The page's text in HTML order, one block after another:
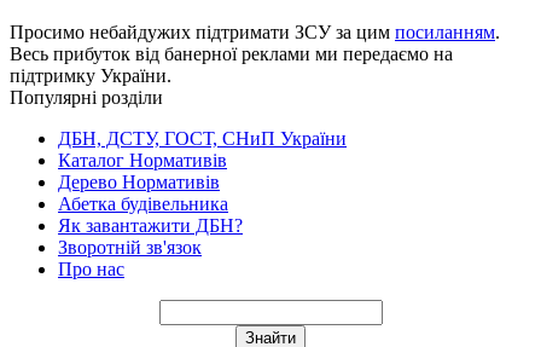
Просимо небайдужих підтримати ЗСУ за цим посиланням.
Весь прибуток від банерної реклами ми передаємо на
підтримку України.
Популярні розділи
ДБН, ДСТУ, ГОСТ, СНиП України
Каталог Нормативів
Дерево Нормативів
Абетка будівельника
Як завантажити ДБН?
Зворотній зв'язок
Про нас